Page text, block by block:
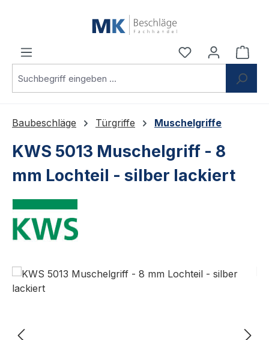
Du hast 0
Baubeschläge Türgriffe Muschelgriffe
KWS 5013 Muschelgriff - 8
mm Lochteil - silber lackiert